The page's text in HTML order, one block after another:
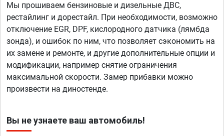
Мы прошиваем бензиновые и дизельные ДВС,
рестайлинг и дорестайл. При необходимости, возможно
отключение EGR, DPF, кислородного датчика (лямбда
зонда), и ошибок по ним, что позволяет сэкономить на
их замене и ремонте, и другие дополнительные опции и
модификации, например снятие ограничения
максимальной скорости. Замер прибавки можно
произвести на диностенде.
Вы не узнаете ваш автомобиль!